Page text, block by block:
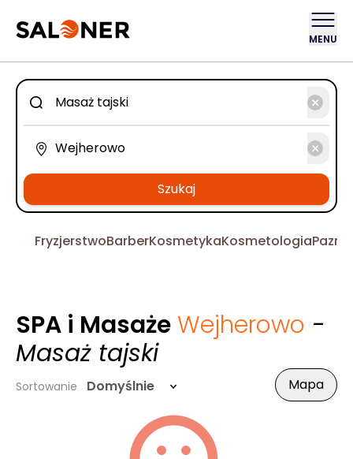
MENU
Szukaj
FryzjerstwoBarberKosmetykaKosmetologia
SPA i Masaże Wejherowo -
Masaż tajski
Sortowanie Domyślnie Mapa